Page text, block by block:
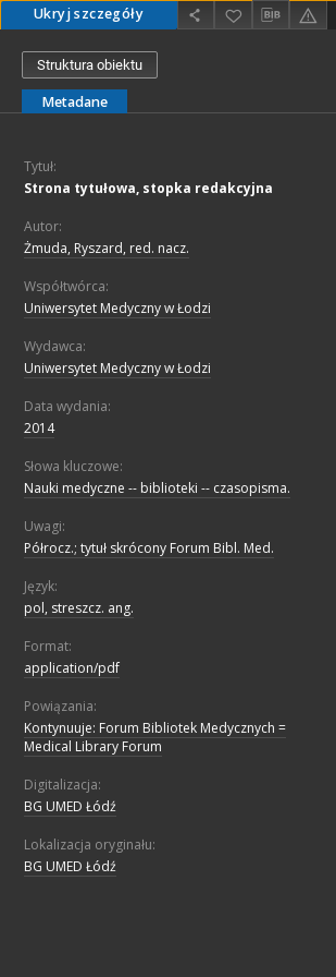
Ukryj szczegóły
Struktura obiektu
Metadane
Tytuł:
Strona tytułowa, stopka redakcyjna
Autor:
Żmuda, Ryszard, red. nacz.
Współtwórca:
Uniwersytet Medyczny w Łodzi
Wydawca:
Uniwersytet Medyczny w Łodzi
Data wydania:
2014
Słowa kluczowe:
Nauki medyczne -- biblioteki -- czasopisma.
Uwagi:
Półrocz.; tytuł skrócony Forum Bibl. Med.
Język:
pol, streszcz. ang.
Format:
application/pdf
Powiązania:
Kontynuuje: Forum Bibliotek Medycznych =
Medical Library Forum
Digitalizacja:
BG UMED Łódź
Lokalizacja oryginału:
BG UMED Łódź